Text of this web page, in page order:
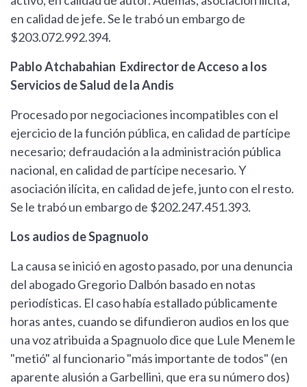
en calidad de jefe. Se le trabó un embargo de
$203.072.992.394.
Pablo Atchabahian Exdirector de Acceso a los
Servicios de Salud de la Andis
Procesado por negociaciones incompatibles con el
ejercicio de la función pública, en calidad de partícipe
necesario; defraudación a la administración pública
nacional, en calidad de partícipe necesario. Y
asociación ilícita, en calidad de jefe, junto con el resto.
Se le trabó un embargo de $202.247.451.393.
Los audios de Spagnuolo
La causa se inició en agosto pasado, por una denuncia
del abogado Gregorio Dalbón basado en notas
periodísticas. El caso había estallado públicamente
horas antes, cuando se difundieron audios en los que
una voz atribuida a Spagnuolo dice que Lule Menem le
"metió" al funcionario "más importante de todos" (en
aparente alusión a Garbellini, que era su número dos)